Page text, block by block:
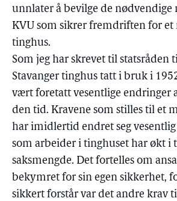
unnlater å bevilge de
KVU som sikrer fremdriften for et
tinghus.
Som jeg har skrevet til statsråden
Stavanger tinghus tatt i bruk i
vært foretatt vesentlige endringer
den tid. Kravene som stilles til et
har imidlertid endret seg vesentlig
som arbeider i tinghuset har økt i
saksmengde. Det fortelles om
bekymret for sin egen sikkerhet,
sikkert forstår var det andre krav